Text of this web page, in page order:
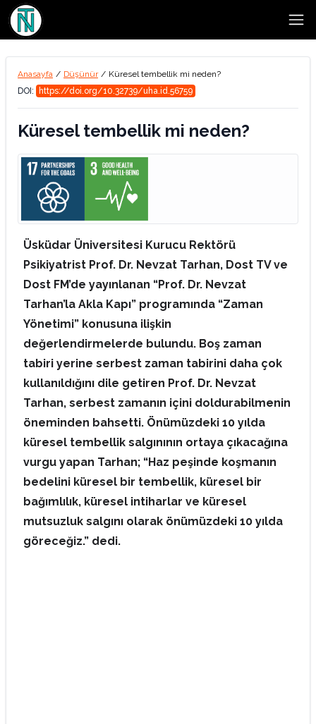
Anasayfa / Düşünür / Küresel tembellik mi neden?
DOI:
https://doi.org/10.32739/uha.id.56759
Küresel tembellik mi neden?
Üsküdar Üniversitesi Kurucu Rektörü
Psikiyatrist Prof. Dr. Nevzat Tarhan, Dost TV ve
Dost FM’de yayınlanan “Prof. Dr. Nevzat
Tarhan’la Akla Kapı” programında “Zaman
Yönetimi” konusuna ilişkin
değerlendirmelerde bulundu. Boş zaman
tabiri yerine serbest zaman tabirini daha çok
kullanıldığını dile getiren Prof. Dr. Nevzat
Tarhan, serbest zamanın içini doldurabilmenin
öneminden bahsetti. Önümüzdeki 10 yılda
küresel tembellik salgınının ortaya çıkacağına
vurgu yapan Tarhan; “Haz peşinde koşmanın
bedelini küresel bir tembellik, küresel bir
bağımlılık, küresel intiharlar ve küresel
mutsuzluk salgını olarak önümüzdeki 10 yılda
göreceğiz.” dedi.